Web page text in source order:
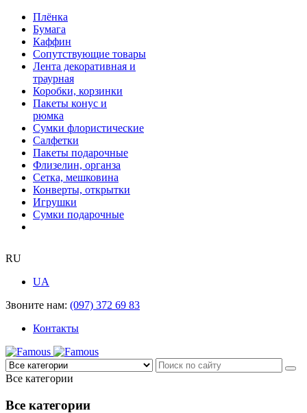
Плёнка
Бумага
Каффин
Сопутствующие товары
Лента декоративная и
траурная
Коробки, корзинки
Пакеты конус и
рюмка
Сумки флористические
Салфетки
Пакеты подарочные
Флизелин, органза
Сетка, мешковина
Конверты, открытки
Игрушки
Сумки подарочные
RU
UA
Звоните нам: (097) 372 69 83
Контакты
Все категории
Все категории